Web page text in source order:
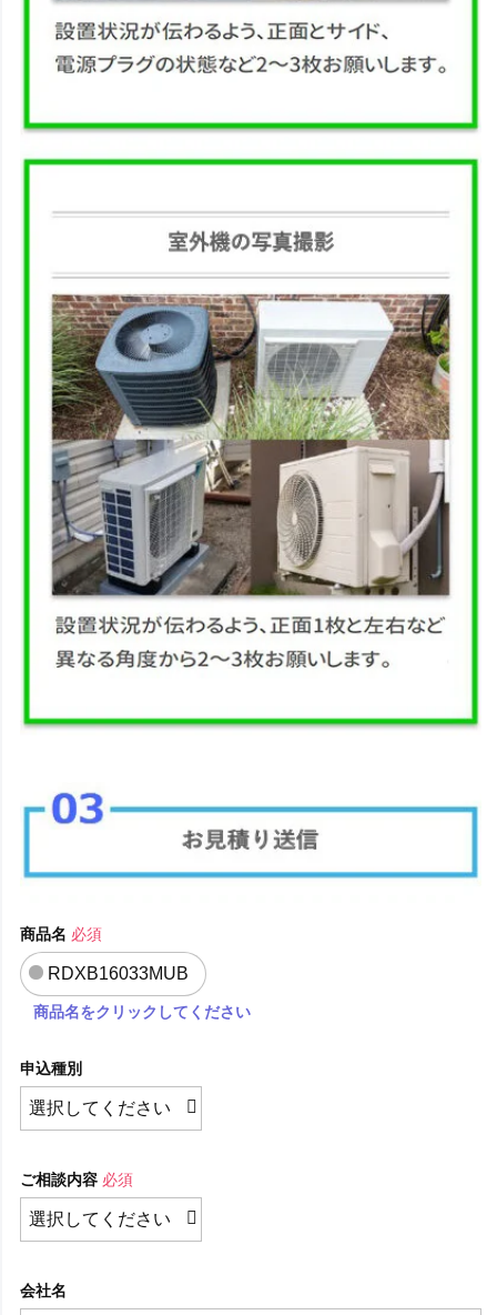
商品名 必須
RDXB16033MUB
商品名をクリックしてください
申込種別
ご相談内容 必須
会社名